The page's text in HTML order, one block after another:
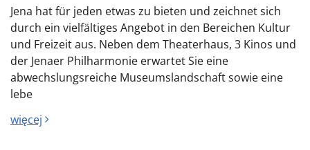
Jena hat für jeden etwas zu bieten und zeichnet sich
durch ein vielfältiges Angebot in den Bereichen Kultur
und Freizeit aus. Neben dem Theaterhaus, 3 Kinos und
der Jenaer Philharmonie erwartet Sie eine
abwechslungsreiche Museumslandschaft sowie eine
lebe
więcej